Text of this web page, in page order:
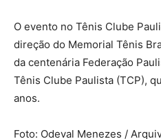
O evento no Tênis Clube
direção do Memorial Tênis
da centenária Federação
Tênis Clube Paulista (TCP),
anos.
Foto: Odeval Menezes /